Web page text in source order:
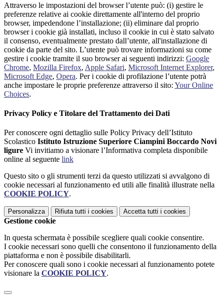
Attraverso le impostazioni del browser l’utente può: (i) gestire le
preferenze relative ai cookie direttamente all'interno del proprio
browser, impedendone l’installazione; (ii) eliminare dal proprio
browser i cookie già installati, incluso il cookie in cui è stato salvato
il consenso, eventualmente prestato dall’utente, all'installazione di
cookie da parte del sito. L’utente può trovare informazioni su come
gestire i cookie tramite il suo browser ai seguenti indirizzi: Google
Chrome, Mozilla Firefox, Apple Safari, Microsoft Internet Explorer,
Microsoft Edge, Opera. Per i cookie di profilazione l’utente potrà
anche impostare le proprie preferenze attraverso il sito: Your Online
Choices.
Privacy Policy e Titolare del Trattamento dei Dati
Per conoscere ogni dettaglio sulle Policy Privacy dell’Istituto
Scolastico Istituto Istruzione Superiore Ciampini Boccardo Novi
ligure Vi invitiamo a visionare l’Informativa completa disponibile
online al seguente link
Questo sito o gli strumenti terzi da questo utilizzati si avvalgono di
cookie necessari al funzionamento ed utili alle finalità illustrate nella
COOKIE POLICY.
Personalizza Rifiuta tutti i cookies Accetta tutti i cookies
Gestione cookie
In questa schermata è possibile scegliere quali cookie consentire.
I cookie necessari sono quelli che consentono il funzionamento della
piattaforma e non è possibile disabilitarli.
Per conoscere quali sono i cookie necessari al funzionamento potete
visionare la COOKIE POLICY.